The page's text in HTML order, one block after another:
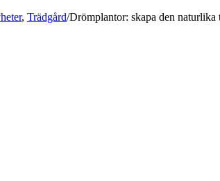
, Trädgård/Drömplantor: skapa den naturlika